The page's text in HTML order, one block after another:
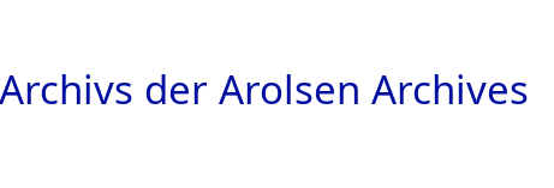
der Arolsen Archives